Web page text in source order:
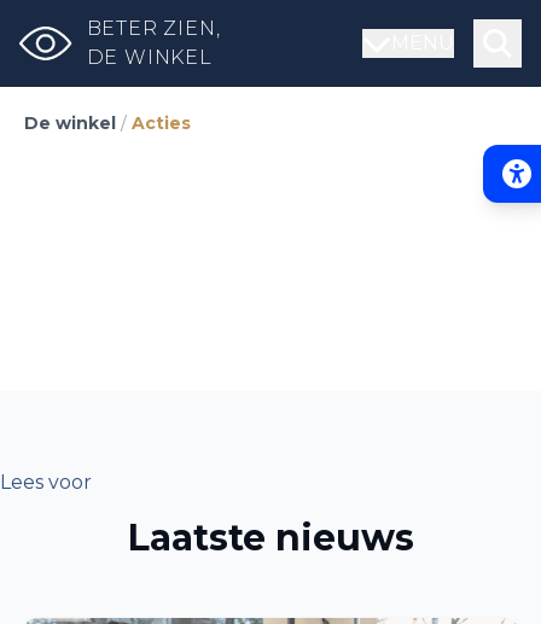
BETER ZIEN,
DE WINKEL
De winkel / Acties
Lees voor
Laatste nieuws